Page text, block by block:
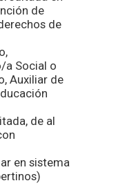
de
de
a Social o
Auxiliar de
de al
en sistema